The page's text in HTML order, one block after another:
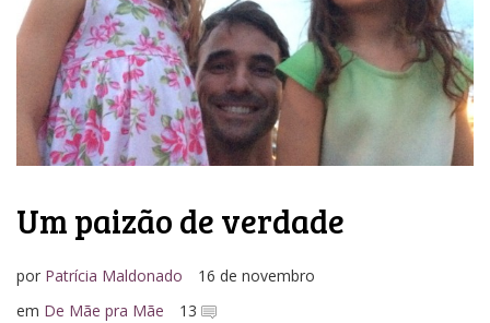
Um paizão de verdade
por Patrícia Maldonado
16 de novembro
em De Mãe pra Mãe 13